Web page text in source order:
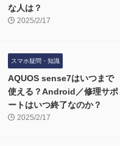
な人は？
2025/2/17
スマホ疑問・知識
AQUOS sense7はいつまで
使える？Android／修理サポ
ートはいつ終了なのか？
2025/2/17